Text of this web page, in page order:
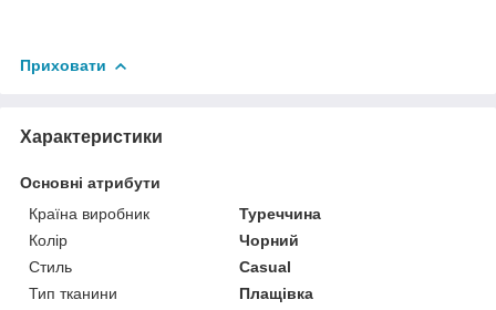
Приховати
Характеристики
Основні атрибути
Країна виробник
Туреччина
Колір
Чорний
Стиль
Casual
Тип тканини
Плащівка